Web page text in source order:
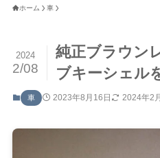
ホーム 車
純正ブラウン
ブキーシェル
2024
2/08
車 2023年8月16日 2024年2